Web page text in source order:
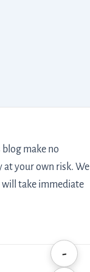
-
make no
at your own risk. We
will take immediate